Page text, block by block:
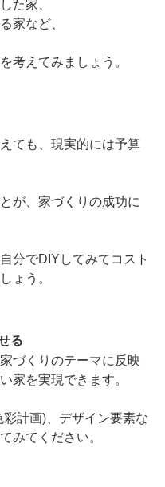
た家、
家など、
考えてみましょう。
ても、現実的には予算
が、家づくりの成功に
分でDIYしてみてコスト
ょう。
る
づくりのテーマに反映
家を実現できます。
計画)、デザイン要素な
みてください。